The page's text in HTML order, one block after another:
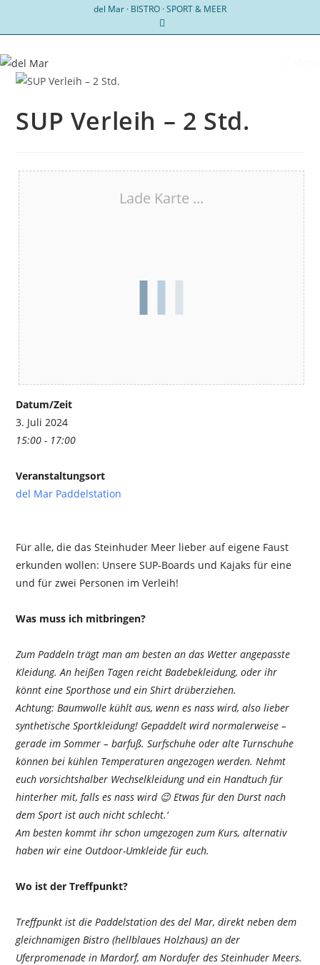
del Mar · BISTRO · SPORT & MEER
SUP Verleih – 2 Std.
Lade Karte ...
Datum/Zeit
3. Juli 2024
15:00 - 17:00
Veranstaltungsort
del Mar Paddelstation
Für alle, die das Steinhuder Meer lieber auf eigene Faust
erkunden wollen: Unsere SUP-Boards und Kajaks für eine
und für zwei Personen im Verleih!
Was muss ich mitbringen?
Zum Paddeln trägt man am besten an das Wetter angepasste
Kleidung. An heißen Tagen reicht Badebekleidung, oder ihr
könnt eine Sporthose und ein Shirt drüberziehen.
Achtung: Baumwolle kühlt aus, wenn es nass wird, also lieber
synthetische Sportkleidung! Gepaddelt wird normalerweise –
gerade im Sommer – barfuß. Surfschuhe oder alte Turnschuhe
können bei kühlen Temperaturen angezogen werden. Nehmt
euch vorsichtshalber Wechselkleidung und ein Handtuch für
hinterher mit, falls es nass wird 😉 Etwas für den Durst nach
dem Sport ist auch nicht schlecht.‘
Am besten kommt ihr schon umgezogen zum Kurs, alternativ
haben wir eine Outdoor-Umkleide für euch.
Wo ist der Treffpunkt?
Treffpunkt ist die Paddelstation des del Mar, direkt neben dem
gleichnamigen Bistro (hellblaues Holzhaus) an der
Uferpromenade in Mardorf, am Nordufer des Steinhuder Meers.